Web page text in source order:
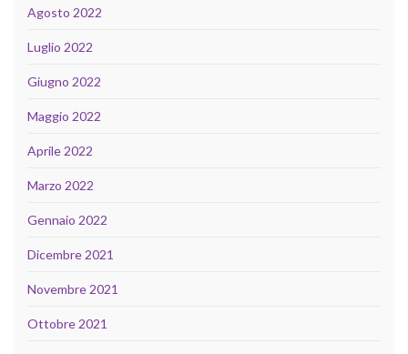
Agosto 2022
Luglio 2022
Giugno 2022
Maggio 2022
Aprile 2022
Marzo 2022
Gennaio 2022
Dicembre 2021
Novembre 2021
Ottobre 2021